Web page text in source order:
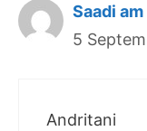
Saadi am
5
Andritani